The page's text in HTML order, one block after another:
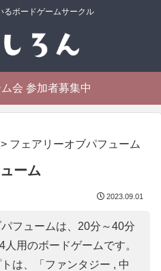
るボードゲームサークル
会 参加者募集中
> フェアリーオブパフューム
ーム
2023.09.01
フュームは、20分～40分
人用のボードゲームです。
は、「 ファンタジー , 中